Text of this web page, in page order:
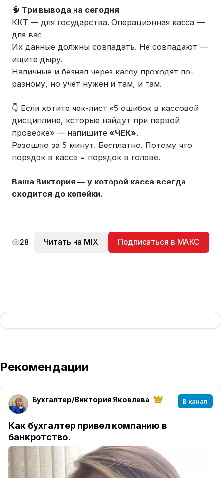
🧠 Три вывода на сегодня
ККТ — для государства. Операционная касса —
для вас.
Их данные должны совпадать. Не совпадают —
ищите дыру.
Наличные и безнал через кассу проходят по-
разному, но учёт нужен и там, и там.
👇 Если хотите чек-лист «5 ошибок в кассовой
дисциплине, которые найдут при первой
проверке» — напишите «ЧЕК».
Разошлю за 5 минут. Бесплатно. Потому что
порядок в кассе = порядок в голове.
Ваша Виктория — у которой касса всегда
сходится до копейки.
28 Читать на MIX Подписаться в МАКС
Рекомендации
Бухгалтер/Виктория Яковлева В канал
Как бухгалтер привел компанию в
банкротство.